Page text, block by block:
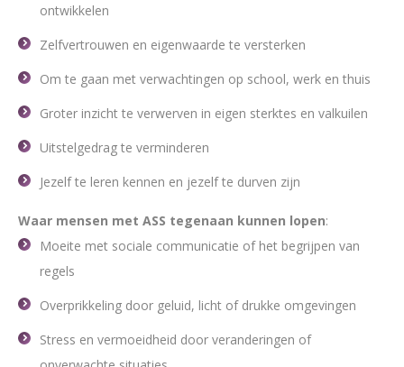
ontwikkelen
Zelfvertrouwen en eigenwaarde te versterken
Om te gaan met verwachtingen op school, werk en thuis
Groter inzicht te verwerven in eigen sterktes en valkuilen
Uitstelgedrag te verminderen
Jezelf te leren kennen en jezelf te durven zijn
Waar mensen met ASS tegenaan kunnen lopen:
Moeite met sociale communicatie of het begrijpen van
regels
Overprikkeling door geluid, licht of drukke omgevingen
Stress en vermoeidheid door veranderingen of